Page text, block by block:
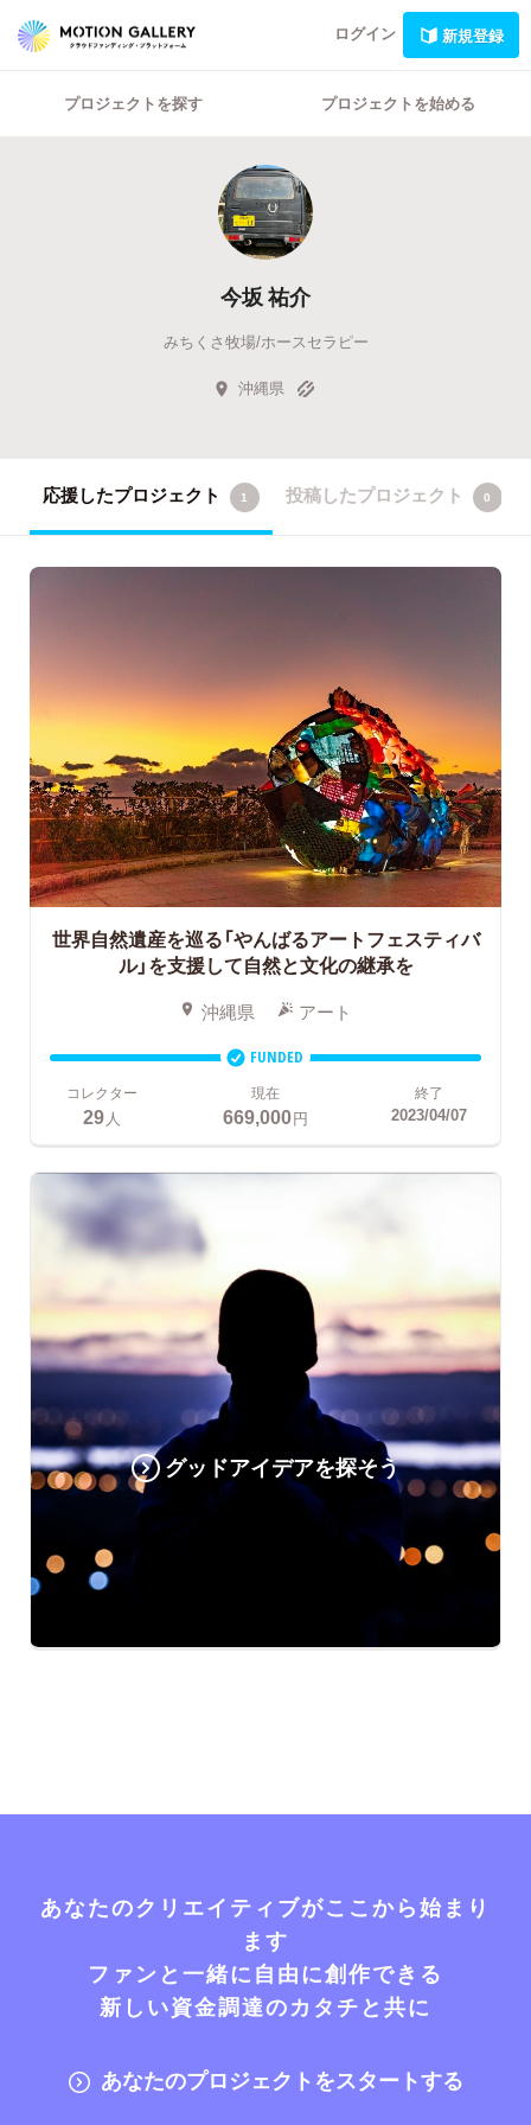
ログイン 新規登録
プロジェクトを探す プロジェクトを始める
今坂 祐介
みちくさ牧場/ホースセラピー
沖縄県
応援したプロジェクト 1 投稿したプロジェクト 0
世界自然遺産を巡る「やんばるアートフェスティバ
ル」を支援して自然と文化の継承を
沖縄県 アート
FUNDED
コレクター
29 人
現在
669,000円
終了
2023/04/07
グッドアイデアを探そう
あなたのクリエイティブがここから始まり
ます
ファンと一緒に自由に創作できる
新しい資金調達のカタチと共に
あなたのプロジェクトをスタートする